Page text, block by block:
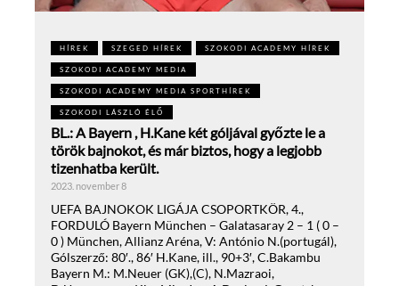
HÍREK SZEGED HÍREK SZOKODI ACADEMY HÍREK
SZOKODI ACADEMY MEDIA
SZOKODI ACADEMY MEDIA SPORTHÍREK
SZOKODI LÁSZLÓ ÉLŐ
BL.: A Bayern , H.Kane két góljával győzte le a
török bajnokot, és már biztos, hogy a legjobb
tizenhatba került.
2023. november 8
UEFA BAJNOKOK LIGÁJA CSOPORTKÖR, 4.,
FORDULÓ Bayern München – Galatasaray 2 – 1 ( 0 –
0 ) München, Allianz Aréna, V: António N.(portugál),
Gólszerző: 80′., 86′ H.Kane, ill., 90+3′, C.Bakambu
Bayern M.: M.Neuer (GK),(C), N.Mazraoi,